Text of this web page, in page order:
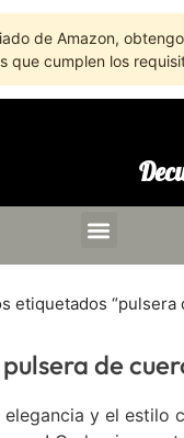
de Amazon,
que cumplen los
etiquetados “pulsera
pulsera de
elegancia y el estilo